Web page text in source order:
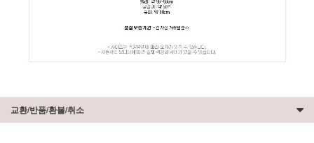
교환/반품/환불/취소